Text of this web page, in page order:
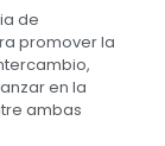
de
promover la
en la
ambas